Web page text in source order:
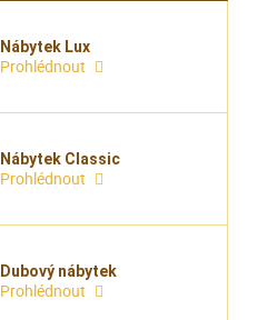
Nábytek Lux
Prohlédnout
Nábytek Classic
Prohlédnout
Dubový nábytek
Prohlédnout
bočními přihrádkami